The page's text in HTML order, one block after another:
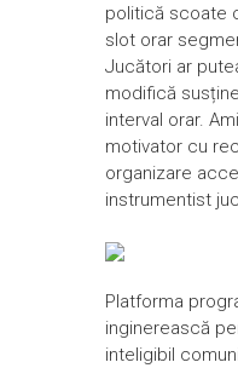
politică scoate
slot orar
Jucători ar
modifică
interval orar.
motivator cu
organizare
instrumentist
Platforma
inginerească
inteligibil